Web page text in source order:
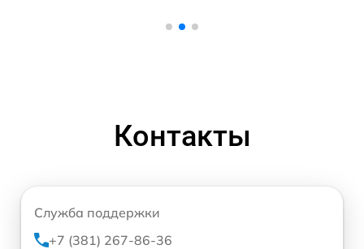
Контакты
Служба поддержки
+7 (381) 267-86-36